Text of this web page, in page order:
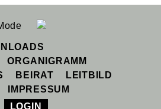
ORGANIGRAMM
BEIRAT
LEITBILD
IMPRESSUM
LOGIN